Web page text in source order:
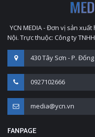
YCN MEDIA - Đơn vị sản
Nội. Trực thuộc: Công ty
430 Tây Sơn - P.
0927102666
media@ycn.vn
FANPAGE